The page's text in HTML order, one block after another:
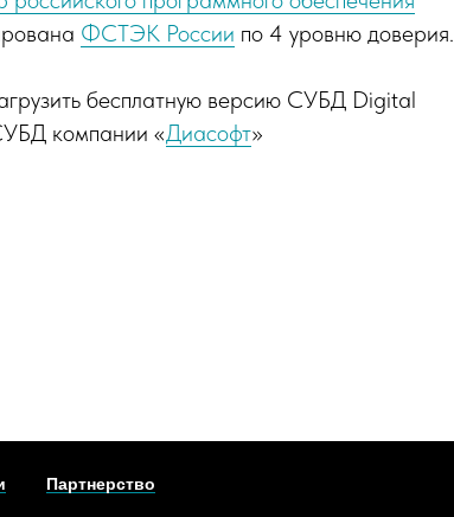
ФСТЭК России по 4 уровню доверия.
бесплатную версию СУБД Digital
компании «Диасофт»
Партнерство